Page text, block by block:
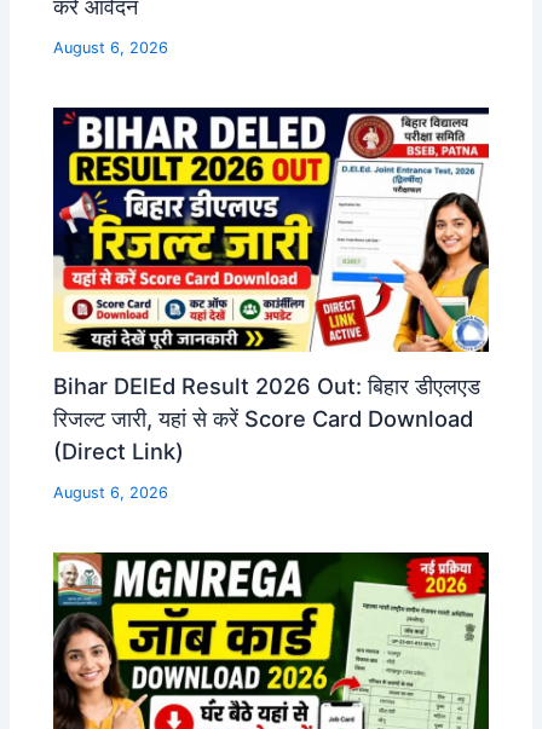
करें आवेदन
August 6, 2026
Bihar DElEd Result 2026 Out: बिहार डीएलएड
रिजल्ट जारी, यहां से करें Score Card Download
(Direct Link)
August 6, 2026